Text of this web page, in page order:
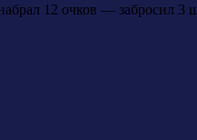
12 очков — забросил 3